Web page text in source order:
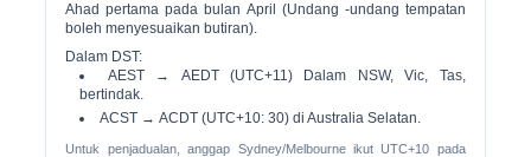
Ahad pertama pada bulan April
(Undang -undang tempatan
boleh menyesuaikan butiran).
Dalam DST:
AEST → AEDT (UTC+11) Dalam NSW, Vic, Tas,
bertindak.
ACST →ACDT (UTC+10: 30) di Australia Selatan.
Untuk penjadualan, anggap Sydney/Melbourne ikut UTC+10 pada